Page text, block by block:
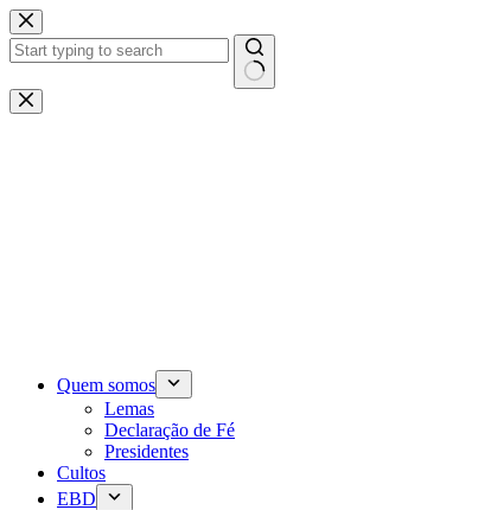
Pular
para
o
Sem
resultados
Quem somos
Lemas
Declaração de Fé
Presidentes
Cultos
EBD